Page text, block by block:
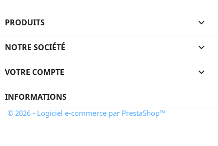
PRODUITS 
NOTRE SOCIÉTÉ 
VOTRE COMPTE 
INFORMATIONS
© 2026 - Logiciel e-commerce par PrestaShop™